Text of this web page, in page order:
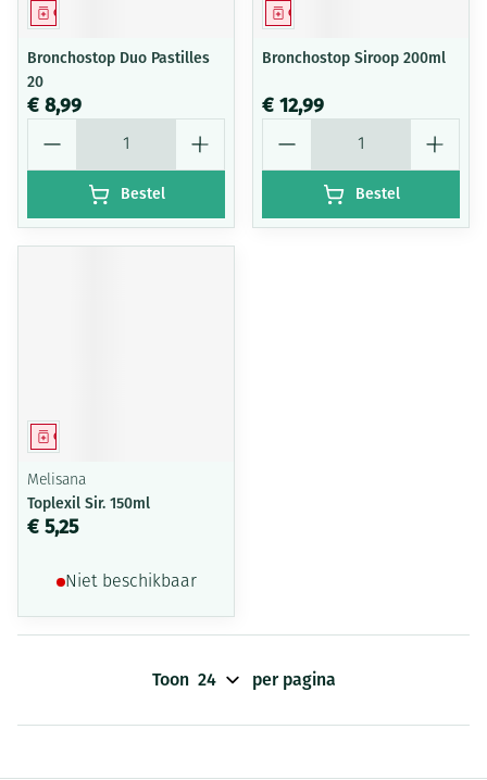
Geneesmiddel
Bronchostop Duo Pastilles
20
€ 8,99
Bestel
Geneesmiddel
Bronchostop Siroop 200ml
€ 12,99
Bestel
Geneesmiddel
Melisana
Toplexil Sir. 150ml
€ 5,25
Niet beschikbaar
Toon per pagina